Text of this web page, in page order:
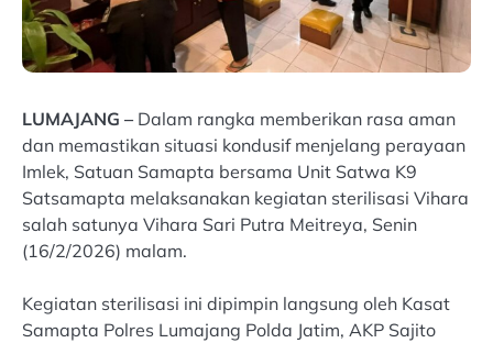
LUMAJANG –Dalam rangka memberikan rasa aman
dan memastikan situasi kondusif menjelang perayaan
Imlek, Satuan Samapta bersama Unit Satwa K9
Satsamapta melaksanakan kegiatan sterilisasi Vihara
salah satunya Vihara Sari Putra Meitreya, Senin
(16/2/2026) malam.
Kegiatan sterilisasi ini dipimpin langsung oleh Kasat
Samapta Polres Lumajang Polda Jatim, AKP Sajito